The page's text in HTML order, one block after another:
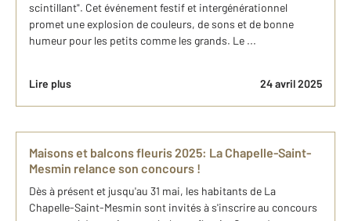
scintillant". Cet événement festif et intergénérationnel
promet une explosion de couleurs, de sons et de bonne
humeur pour les petits comme les grands. Le ...
Lire plus 24 avril 2025
Maisons et balcons fleuris 2025: La Chapelle-Saint-
Mesmin relance son concours !
Dès à présent et jusqu'au 31 mai, les habitants de La
Chapelle-Saint-Mesmin sont invités à s'inscrire au concours